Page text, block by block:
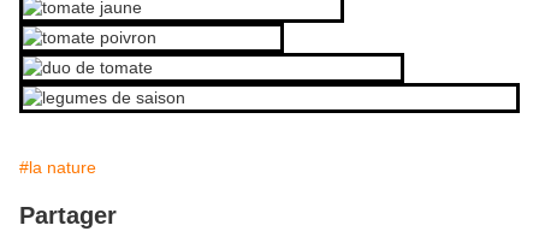
#la nature
Partager